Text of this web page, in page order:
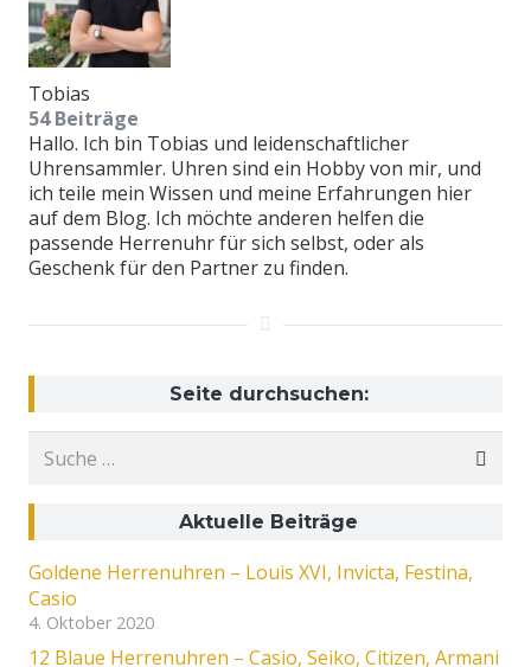
Tobias
54 Beiträge
Hallo. Ich bin Tobias und leidenschaftlicher
Uhrensammler. Uhren sind ein Hobby von mir, und
ich teile mein Wissen und meine Erfahrungen hier
auf dem Blog. Ich möchte anderen helfen die
passende Herrenuhr für sich selbst, oder als
Geschenk für den Partner zu finden.
Seite durchsuchen:
nach:
Aktuelle Beiträge
Goldene Herrenuhren – Louis XVI, Invicta, Festina,
Casio
4. Oktober 2020
12 Blaue Herrenuhren – Casio, Seiko, Citizen, Armani